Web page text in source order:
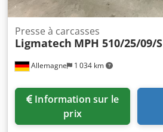
Allemagne 1 034 km
Presse à carcasses
Ligmatech MPH 510/25/09/S
prix